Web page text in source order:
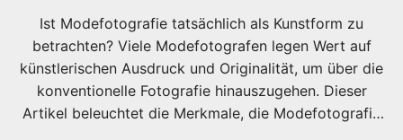
Ist Modefotografie tatsächlich als Kunstform zu
betrachten? Viele Modefotografen legen Wert auf
künstlerischen Ausdruck und Originalität, um über die
konventionelle Fotografie hinauszugehen. Dieser
Artikel beleuchtet die Merkmale, die Modefotografie